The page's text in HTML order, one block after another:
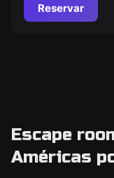
Reservar
Escape
Américas